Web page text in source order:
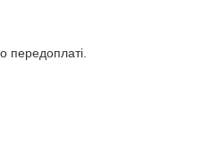
передоплаті.